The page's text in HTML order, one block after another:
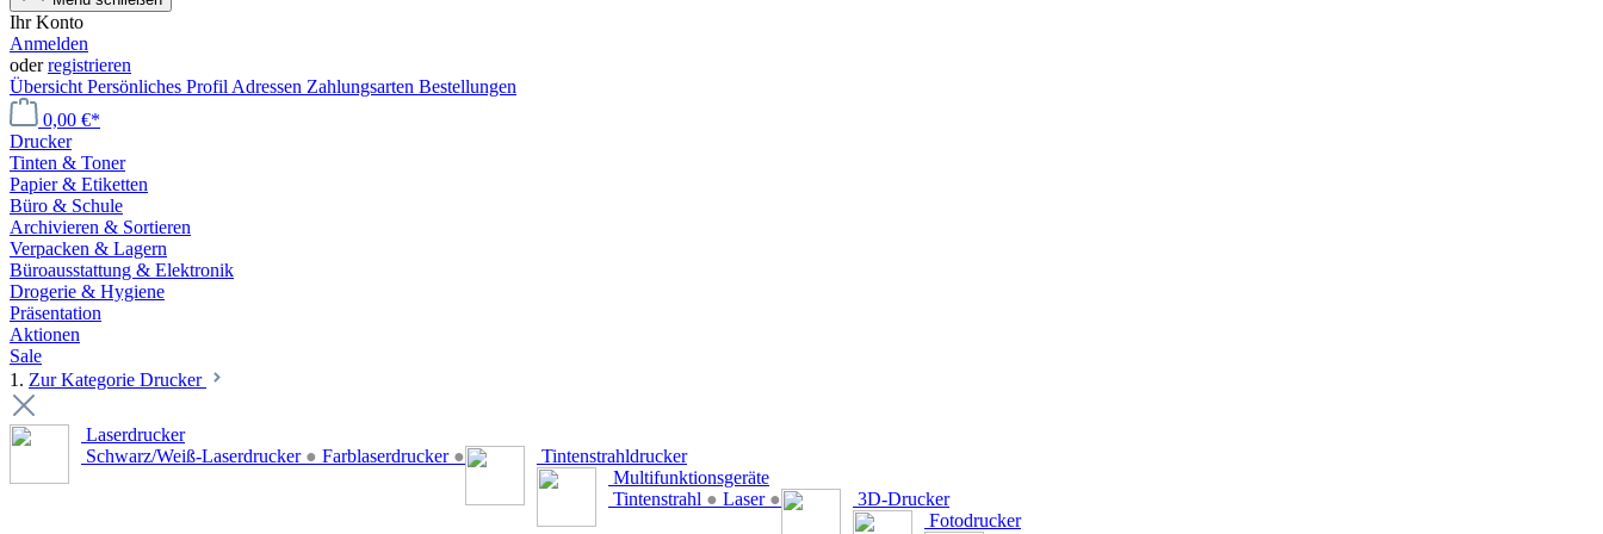
Ihr Konto
Anmelden
oderregistrieren
Übersicht Persönliches Profil Adressen Zahlungsarten Bestellungen
0,00 €*
Drucker
Tinten & Toner
Papier & Etiketten
Büro & Schule
Archivieren & Sortieren
Verpacken & Lagern
Büroausstattung & Elektronik
Drogerie & Hygiene
Präsentation
Aktionen
Sale
1. Zur Kategorie Drucker
Laserdrucker
Schwarz/Weiß-Laserdrucker ● Farblaserdrucker ●
Tintenstrahldrucker
Multifunktionsgeräte
Tintenstrahl ● Laser ●
3D-Drucker
Fotodrucker